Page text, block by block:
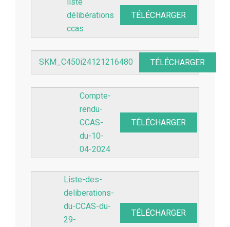
délibérations
ccas
TÉLÉCHARGER
SKM_C450i24121216480 TÉLÉCHARGER
Compte-
rendu-
CCAS-
du-10-
04-2024
TÉLÉCHARGER
Liste-des-
deliberations-
du-CCAS-du-
29-
TÉLÉCHARGER